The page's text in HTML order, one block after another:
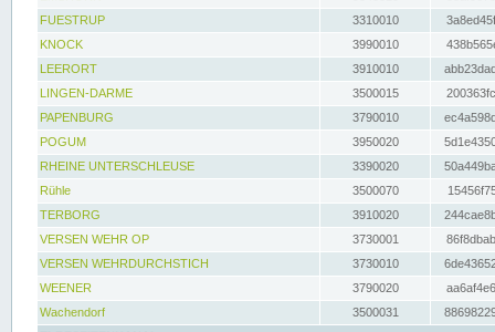
FUESTRUP
3310010
KNOCK
3990010
LEERORT
3910010
LINGEN-DARME
3500015
PAPENBURG
3790010
POGUM
3950020
RHEINE UNTERSCHLEUSE
3390020
Rühle
3500070
TERBORG
3910020
VERSEN WEHR OP
3730001
VERSEN WEHRDURCHSTICH
3730010
WEENER
3790020
Wachendorf
3500031